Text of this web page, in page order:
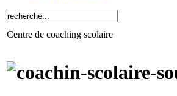
Centre de coaching scolaire